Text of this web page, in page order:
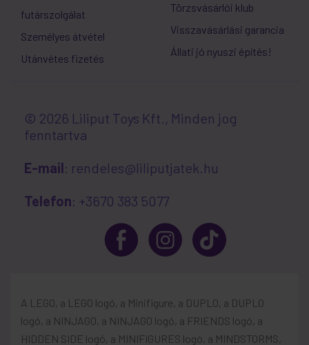
futárszolgálat
Személyes átvétel
Utánvétes fizetés
Törzsvásárlói klub
Visszavásárlási garancia
Állati jó nyuszi építés!
© 2026 Liliput Toys Kft., Minden jog
fenntartva
E-mail: rendeles@liliputjatek.hu
Telefon: +3670 383 5077
A LEGO, a LEGO logó, a Minifigure, a DUPLO, a DUPLO
logó, a NINJAGO, a NINJAGO logó, a FRIENDS logó, a
HIDDEN SIDE logó, a MINIFIGURES logó, a MINDSTORMS,